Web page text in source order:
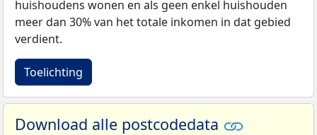
huishoudens wonen en als geen enkel huishouden
meer dan 30% van het totale inkomen in dat gebied
verdient.
Toelichting
Download alle postcodedata